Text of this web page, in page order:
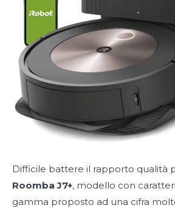
Difficile battere il rapporto qualità
Roomba J7+, modello con
gamma proposto ad una cifra